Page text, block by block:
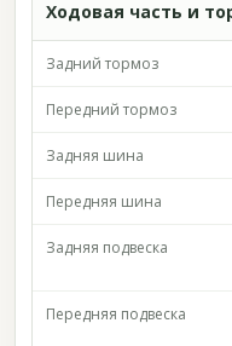
Ходовая часть и
Задний тормоз
Передний тормоз
Задняя шина
Передняя шина
Задняя подвеска
Передняя подвеска